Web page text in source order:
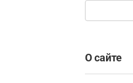
О сайте